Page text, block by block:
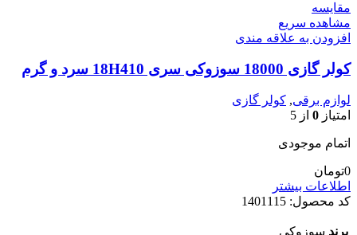
مقایسه
مشاهده سریع
افزودن به علاقه مندی
کولر گازی 18000 سوزوکی سری 18H410 سرد و گرم
لوازم برقی, کولر گازی
امتیاز 0 از 5
اتمام موجودی
0تومان
اطلاعات بیشتر
کد محصول: 1401115
برند سوزوکی